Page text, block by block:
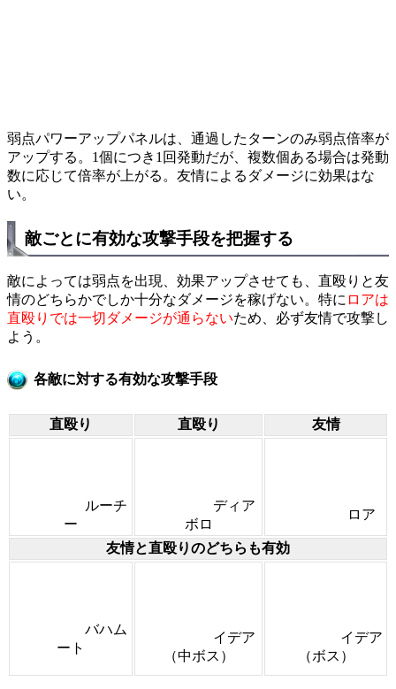
弱点パワーアップパネルは、通過したターンのみ弱点倍率が
アップする。1個につき1回発動だが、複数個ある場合は発動
数に応じて倍率が上がる。友情によるダメージに効果はな
い。
敵ごとに有効な攻撃手段を把握する
敵によっては弱点を出現、効果アップさせても、直殴りと友
情のどちらかでしか十分なダメージを稼げない。特に ロアは
直殴りでは一切ダメージが通らないため、必ず友情で攻撃し
よう。
各敵に対する有効な攻撃手段
直殴り 直殴り 友情
ルーチ
ー
ディア
ボロ
ロア
友情と直殴りのどちらも有効
バハム
ート
イデア
（中ボス）
イデア
（ボス）